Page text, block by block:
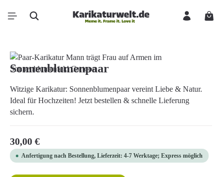
Zum Hauptinhalt springen
Bildergalerie überspringen
Sonnenblumenpaar
Witzige Karikatur: Sonnenblumenpaar vereint Liebe & Natur.
Ideal für Hochzeiten! Jetzt bestellen & schnelle Lieferung
sichern.
Regulärer Preis:
30,00 €
Anfertigung nach Bestellung, Lieferzeit: 4-7 Werktage; Express möglich